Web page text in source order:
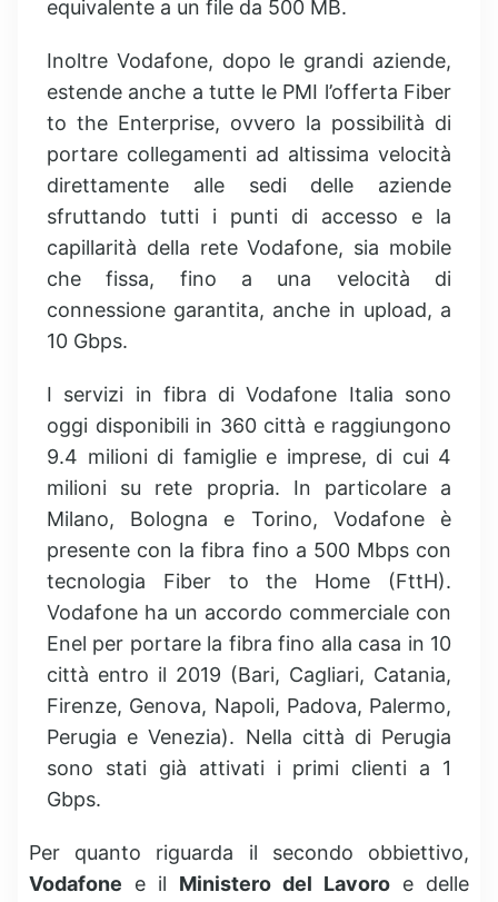
equivalente a un file da 500 MB.
Inoltre Vodafone, dopo le grandi aziende,
estende anche a tutte le PMI l’offerta Fiber
to the Enterprise, ovvero la possibilità di
portare collegamenti ad altissima velocità
direttamente alle sedi delle aziende
sfruttando tutti i punti di accesso e la
capillarità della rete Vodafone, sia mobile
che fissa, fino a una velocità di
connessione garantita, anche in upload, a
10 Gbps.
I servizi in fibra di Vodafone Italia sono
oggi disponibili in 360 città e raggiungono
9.4 milioni di famiglie e imprese, di cui 4
milioni su rete propria. In particolare a
Milano, Bologna e Torino, Vodafone è
presente con la fibra fino a 500 Mbps con
tecnologia Fiber to the Home (FttH).
Vodafone ha un accordo commerciale con
Enel per portare la fibra fino alla casa in 10
città entro il 2019 (Bari, Cagliari, Catania,
Firenze, Genova, Napoli, Padova, Palermo,
Perugia e Venezia). Nella città di Perugia
sono stati già attivati i primi clienti a 1
Gbps.
Per quanto riguarda il secondo obbiettivo,
Vodafone e il Ministero del Lavoro e delle